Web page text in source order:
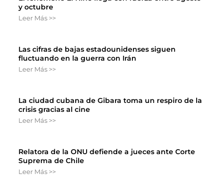
y octubre
Leer Más >>
Las cifras de bajas estadounidenses siguen
fluctuando en la guerra con Irán
Leer Más >>
La ciudad cubana de Gibara toma un respiro de la
crisis gracias al cine
Leer Más >>
Relatora de la ONU defiende a jueces ante Corte
Suprema de Chile
Leer Más >>